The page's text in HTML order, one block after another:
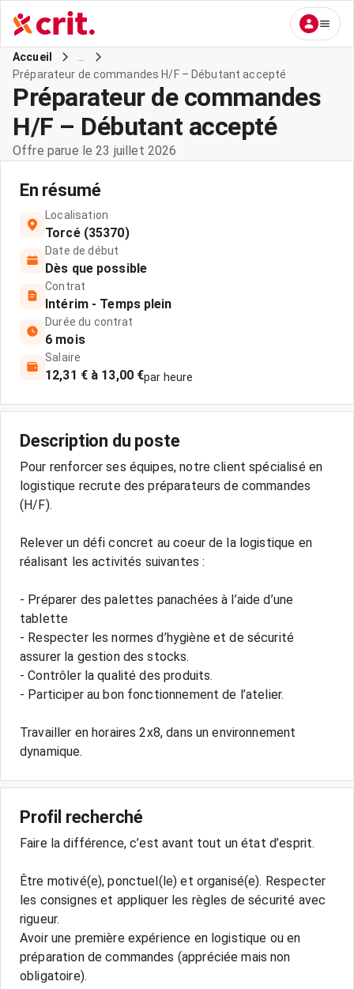
Accueil
Préparateur de commandes H/F – Débutant accepté
Préparateur de commandes
H/F – Débutant accepté
Offre parue le 23 juillet 2026
En résumé
Localisation
Torcé (35370)
Date de début
Dès que possible
Contrat
Intérim - Temps plein
Durée du contrat
6 mois
Salaire
12,31 € à 13,00 €par heure
Description du poste
Pour renforcer ses équipes, notre client spécialisé en
logistique recrute des préparateurs de commandes
(H/F).
Relever un défi concret au coeur de la logistique en
réalisant les activités suivantes :
- Préparer des palettes panachées à l’aide d’une
tablette
- Respecter les normes d’hygiène et de sécurité
assurer la gestion des stocks.
- Contrôler la qualité des produits.
- Participer au bon fonctionnement de l’atelier.
Travailler en horaires 2x8, dans un environnement
Profil recherché
Faire la différence, c’est avant tout un état d’esprit.
Être motivé(e), ponctuel(le) et organisé(e). Respecter
les consignes et appliquer les règles de sécurité avec
rigueur.
Avoir une première expérience en logistique ou en
préparation de commandes (appréciée mais non
obligatoire).